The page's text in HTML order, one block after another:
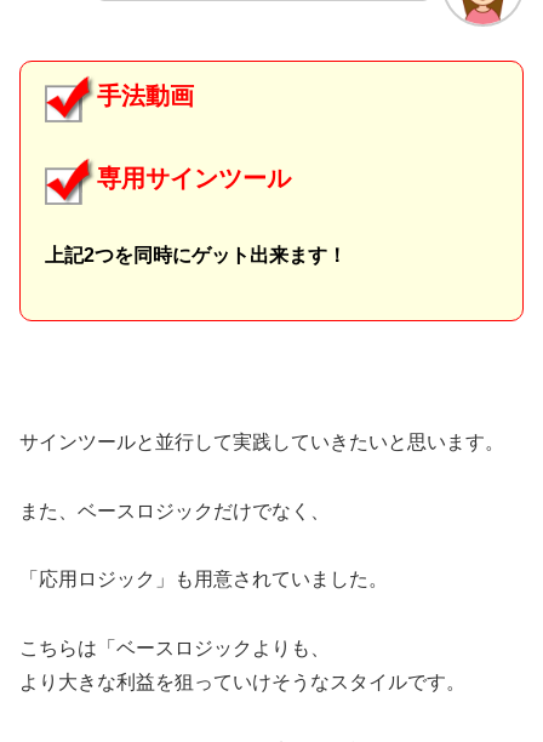
手法動画
専用サインツール
上記2つを同時にゲット出来ます！
サインツールと並行して実践していきたいと思います。
また、ベースロジックだけでなく、
「応用ロジック」も用意されていました。
こちらは「ベースロジックよりも、
より大きな利益を狙っていけそうなスタイルです。